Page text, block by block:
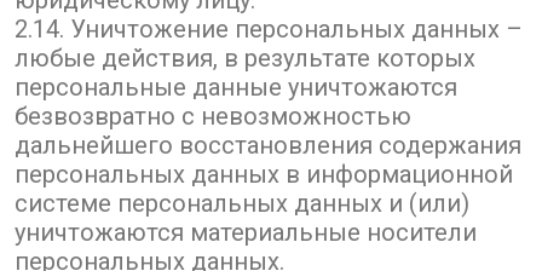
2.14. Уничтожение персональных данных –
любые действия, в результате которых
персональные данные уничтожаются
безвозвратно с невозможностью
дальнейшего восстановления содержания
персональных данных в информационной
системе персональных данных и (или)
уничтожаются материальные носители
персональных данных.